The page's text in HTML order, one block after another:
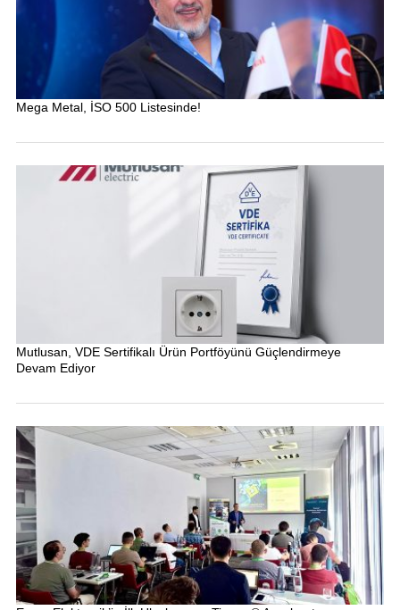
Mega Metal, İSO 500 Listesinde!
Mutlusan, VDE Sertifikalı Ürün Portföyünü Güçlendirmeye
Devam Ediyor